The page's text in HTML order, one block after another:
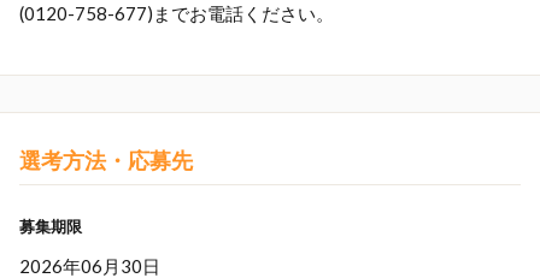
(0120-758-677)までお電話ください。
選考方法・応募先
募集期限
2026年06月30日